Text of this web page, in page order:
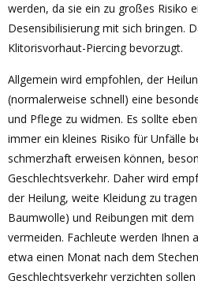
werden, da sie ein zu großes Risiko
Desensibilisierung mit sich bringen.
Klitorisvorhaut-Piercing bevorzugt.
Allgemein wird empfohlen, der
(normalerweise schnell) eine
und Pflege zu widmen. Es sollte
immer ein kleines Risiko für Unfälle
schmerzhaft erweisen können,
Geschlechtsverkehr. Daher wird
der Heilung, weite Kleidung zu
Baumwolle) und Reibungen mit
vermeiden. Fachleute werden Ihnen
etwa einen Monat nach dem
Geschlechtsverkehr verzichten